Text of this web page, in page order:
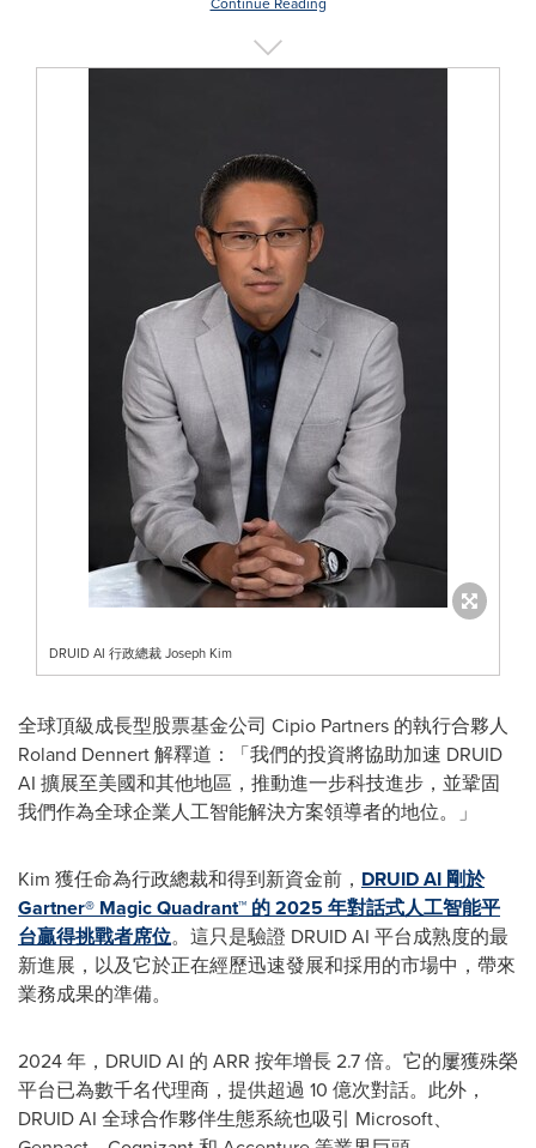
DRUID AI 行政總裁 Joseph Kim
全球頂級成長型股票基金公司 Cipio Partners 的執行合夥人
Roland Dennert解釋道：「我們的投資將協助加速 DRUID
AI 擴展至美國和其他地區，推動進一步科技進步，並鞏固
我們作為全球企業人工智能解決方案領導者的地位。」
Kim 獲任命為行政總裁和得到新資金前， DRUID AI 剛於
Gartner® Magic Quadrant™ 的 2025 年對話式人工智能平
台贏得挑戰者席位。這只是驗證 DRUID AI 平台成熟度的最
新進展，以及它於正在經歷迅速發展和採用的市場中，帶來
業務成果的準備。
2024 年，DRUID AI 的 ARR 按年增長 2.7 倍。它的屢獲殊榮
平台已為數千名代理商，提供超過 10 億次對話。此外，
DRUID AI 全球合作夥伴生態系統也吸引 Microsoft、